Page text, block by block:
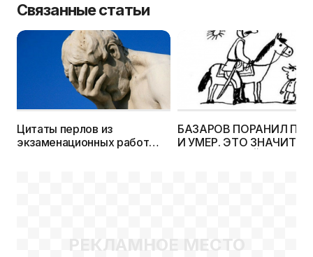
Связанные статьи
Цитаты перлов из
экзаменационных работ
БАЗАРОВ ПОРАНИЛ
И УМЕР. ЭТО ЗНАЧИТ:
РЕКЛАМНОЕ МЕСТО